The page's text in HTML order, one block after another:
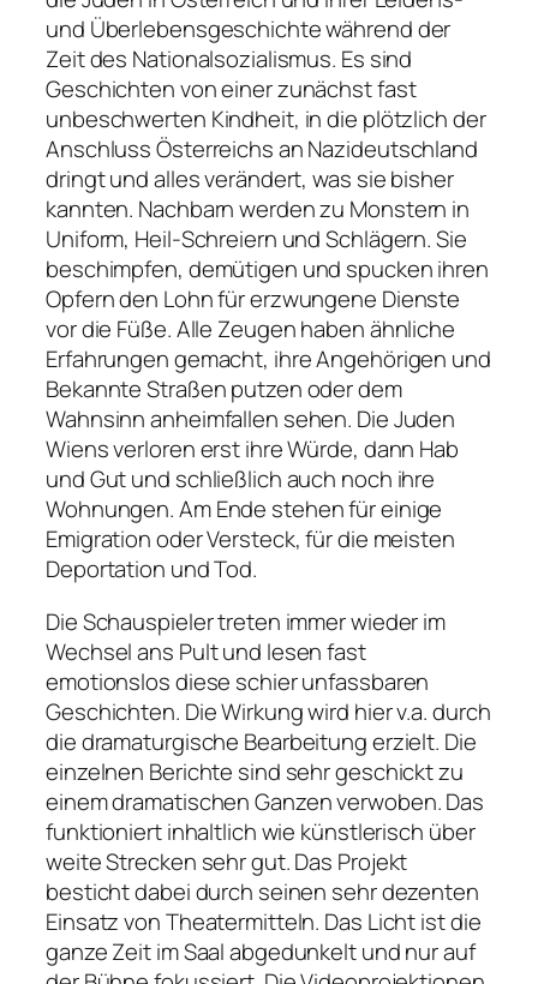
und Überlebensgeschichte während der
Zeit des Nationalsozialismus. Es sind
Geschichten von einer zunächst fast
unbeschwerten Kindheit, in die plötzlich der
Anschluss Österreichs an Nazideutschland
dringt und alles verändert, was sie bisher
kannten. Nachbarn werden zu Monstern in
Uniform, Heil-Schreiern und Schlägern. Sie
beschimpfen, demütigen und spucken ihren
Opfern den Lohn für erzwungene Dienste
vor die Füße. Alle Zeugen haben ähnliche
Erfahrungen gemacht, ihre Angehörigen und
Bekannte Straßen putzen oder dem
Wahnsinn anheimfallen sehen. Die Juden
Wiens verloren erst ihre Würde, dann Hab
und Gut und schließlich auch noch ihre
Wohnungen. Am Ende stehen für einige
Emigration oder Versteck, für die meisten
Deportation und Tod.
Die Schauspieler treten immer wieder im
Wechsel ans Pult und lesen fast
emotionslos diese schier unfassbaren
Geschichten. Die Wirkung wird hier v.a. durch
die dramaturgische Bearbeitung erzielt. Die
einzelnen Berichte sind sehr geschickt zu
einem dramatischen Ganzen verwoben. Das
funktioniert inhaltlich wie künstlerisch über
weite Strecken sehr gut. Das Projekt
besticht dabei durch seinen sehr dezenten
Einsatz von Theatermitteln. Das Licht ist die
ganze Zeit im Saal abgedunkelt und nur auf